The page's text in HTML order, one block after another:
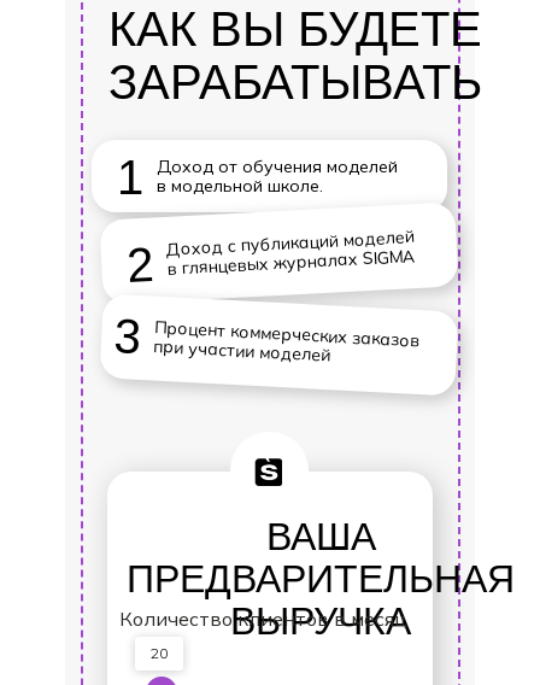
1
Доход от обучения моделей
в модельной школе.
2 Доход с публикаций моделей
в глянцевых журналах SIGMA
ВАША
ПРЕДВАРИТЕЛЬНАЯ
ВЫРУЧКА
Количество клиентов в месяц
20
3 Процент коммерческих заказов
при участии моделей
КАК ВЫ БУДЕТЕ
ЗАРАБАТЫВАТЬ